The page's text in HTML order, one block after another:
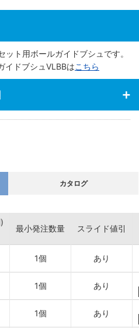
ト用ボールガイドブシュです。
イドブシュVLBBはこちら
カタログ
最小発注数量 スライド値引
1個 あり
1個 あり
1個 あり